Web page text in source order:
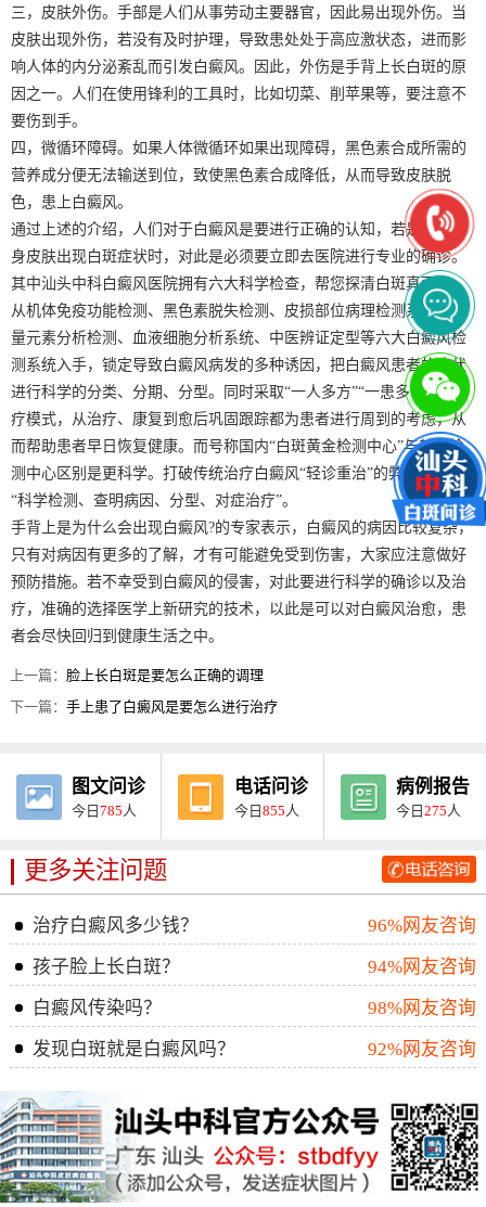
三，皮肤外伤。手部是人们从事劳动主要器官，因此易出现外伤。当
皮肤出现外伤，若没有及时护理，导致患处处于高应激状态，进而影
响人体的内分泌紊乱而引发白癜风。因此，外伤是手背上长白斑的原
因之一。人们在使用锋利的工具时，比如切菜、削苹果等，要注意不
要伤到手。
四，微循环障碍。如果人体微循环如果出现障碍，黑色素合成所需的
营养成分便无法输送到位，致使黑色素合成降低，从而导致皮肤脱
色，患上白癜风。
通过上述的介绍，人们对于白癜风是要进行正确的认知，若是发现自
身皮肤出现白斑症状时，对此是必须要立即去医院进行专业的确诊。
其中汕头中科白癜风医院拥有六大科学检查，帮您探清白斑真面目。
从机体免疫功能检测、黑色素脱失检测、皮损部位病理检测系统、微
量元素分析检测、血液细胞分析系统、中医辨证定型等六大白癜风检
测系统入手，锁定导致白癜风病发的多种诱因，把白癜风患者的症状
进行科学的分类、分期、分型。同时采取“一人多方”“一患多专”的治
疗模式，从治疗、康复到愈后巩固跟踪都为患者进行周到的考虑，从
而帮助患者早日恢复健康。而号称国内“白斑黄金检测中心”与其它检
测中心区别是更科学。打破传统治疗白癜风“轻诊重治”的弊端，倡导
“科学检测、查明病因、分型、对症治疗”。
手背上是为什么会出现白癜风?的专家表示，白癜风的病因比较复杂，
只有对病因有更多的了解，才有可能避免受到伤害，大家应注意做好
预防措施。若不幸受到白癜风的侵害，对此要进行科学的确诊以及治
疗，准确的选择医学上新研究的技术，以此是可以对白癜风治愈，患
者会尽快回归到健康生活之中。
上一篇：脸上长白斑是要怎么正确的调理
下一篇：手上患了白癜风是要怎么进行治疗
图文问诊
今日785 人
电话问诊
今日855 人
病例报告
今日275 人
更多关注问题
治疗白癜风多少钱？
96%网友咨询
孩子脸上长白斑？
94%网友咨询
白癜风传染吗？
98%网友咨询
发现白斑就是白癜风吗？
92%网友咨询